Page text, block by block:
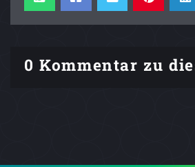
0 Kommentar zu